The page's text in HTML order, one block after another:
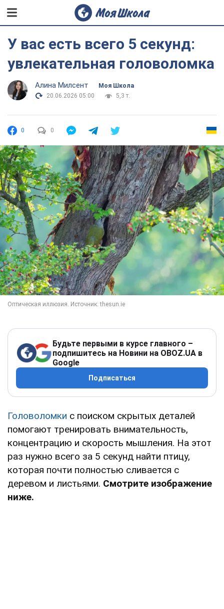
У вас есть всего 5 секунд:
увлекательная головоломка
Алина Милсент
Моя Школа
20.06.2026 05:00
5,3 т.
0 0
Будьте первыми в курсе главного –
подпишитесь на Новини на OBOZ.UA в
Google
Подписаться
Головоломки с поиском скрытых деталей
помогают тренировать внимательность,
концентрацию и скорость мышления. На этот
раз нужно всего за 5 секунд найти птицу,
которая почти полностью сливается с
деревом и листьями. Смотрите изображение
ниже.